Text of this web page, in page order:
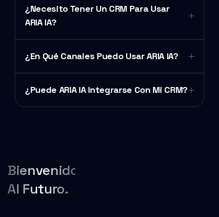
¿Necesito Tener Un CRM Para Usar
ARIA IA?
¿En Qué Canales Puedo Usar ARIA IA?
¿Puede ARIA IA Integrarse Con Mi CRM?
Bienvenido
Al Futuro.